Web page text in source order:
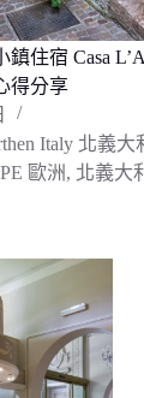
住宿 Casa
得分享
Italy 北義大
歐洲, 北義大